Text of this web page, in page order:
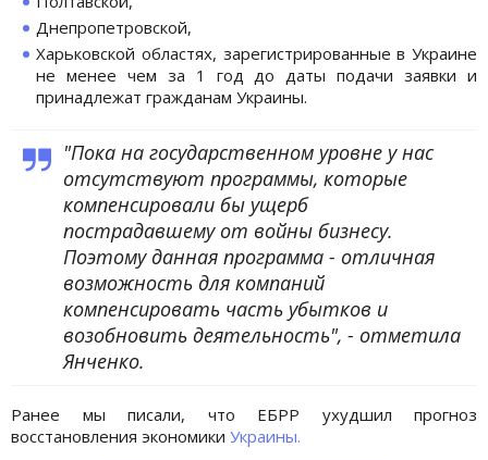
Днепропетровской,
Харьковской областях, зарегистрированные в Украине
не менее чем за 1 год до даты подачи заявки и
принадлежат гражданам Украины.
"Пока на государственном уровне у нас
отсутствуют программы, которые
компенсировали бы ущерб
пострадавшему от войны бизнесу.
Поэтому данная программа - отличная
возможность для компаний
компенсировать часть убытков и
возобновить деятельность", - отметила
Янченко.
Ранее мы писали, что ЕБРР ухудшил прогноз
восстановления экономики Украины.